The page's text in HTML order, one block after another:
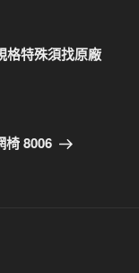
特殊須找原廠
椅 8006